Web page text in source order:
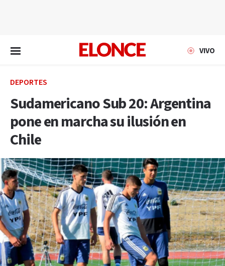
VIVO
DEPORTES
Sudamericano Sub 20: Argentina
pone en marcha su ilusión en
Chile